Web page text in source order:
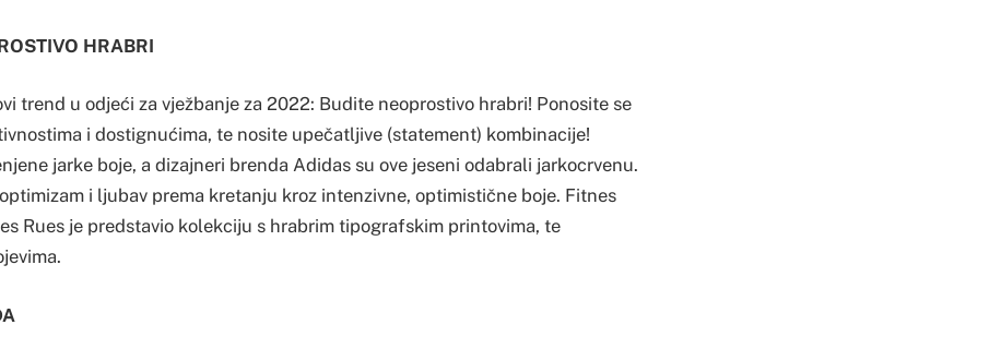
HRABRI
trend u odjeći za vježbanje za 2022: Budite neoprostivo hrabri! Ponosite se
i dostignućima, te nosite upečatljive (statement) kombinacije!
jarke boje, a dizajneri brenda Adidas su ove jeseni odabrali jarkocrvenu.
i ljubav prema kretanju kroz intenzivne, optimistične boje. Fitnes
Rues je predstavio kolekciju s hrabrim tipografskim printovima, te